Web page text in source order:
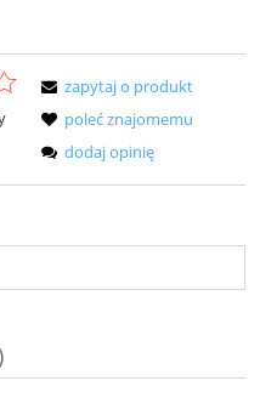
zapytaj o produkt
poleć znajomemu
dodaj opinię
kosztów płatności